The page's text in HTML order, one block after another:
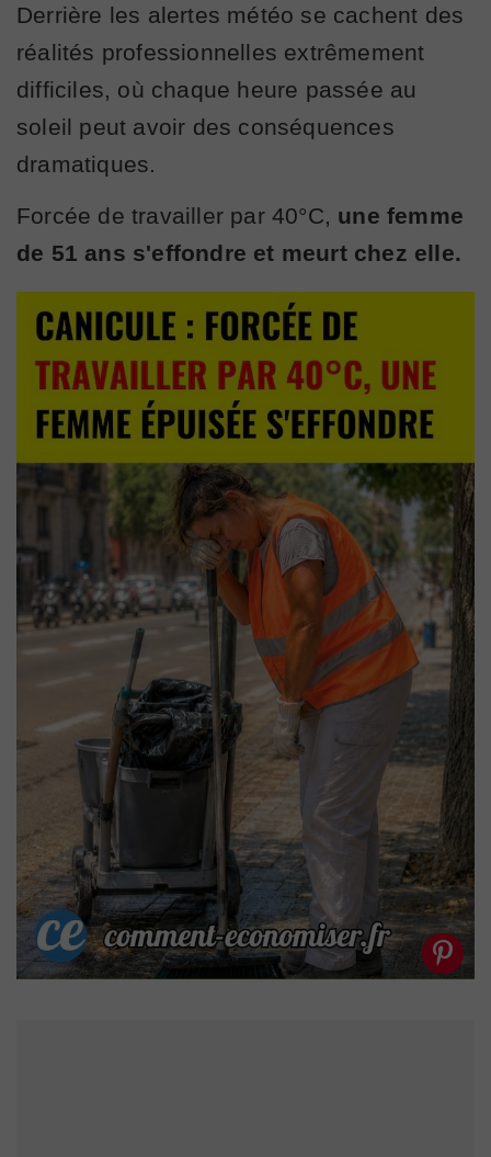
Derrière les alertes météo se cachent des
réalités professionnelles extrêmement
difficiles, où chaque heure passée au
soleil peut avoir des conséquences
dramatiques.
Forcée de travailler par 40°C, une femme
de 51 ans s'effondre et meurt chez elle.